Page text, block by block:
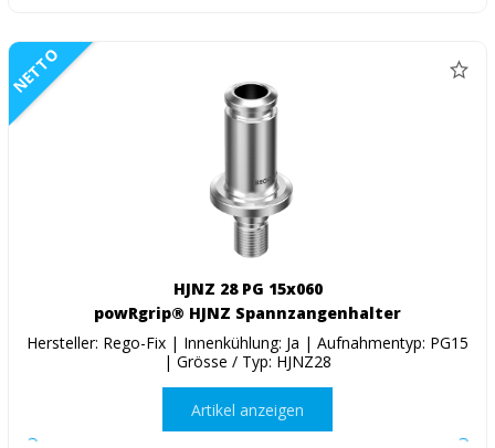
NETTO
HJNZ 28 PG 15x060
powRgrip® HJNZ Spannzangenhalter
Hersteller: Rego-Fix | Innenkühlung: Ja | Aufnahmentyp: PG15
| Grösse / Typ: HJNZ28
Artikel anzeigen